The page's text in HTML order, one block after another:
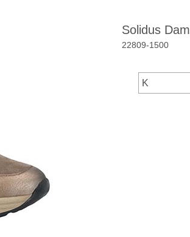
Solidus
22809-1500